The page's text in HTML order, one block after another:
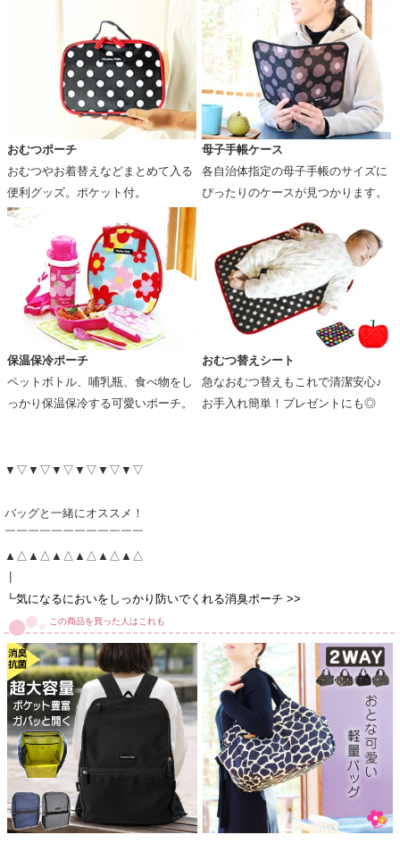
おむつポーチ
おむつやお着替えなどまとめて入る
便利グッズ。ポケット付。
母子手帳ケース
各自治体指定の母子手帳のサイズに
ぴったりのケースが見つかります。
保温保冷ポーチ
ペットボトル、哺乳瓶、食べ物をし
っかり保温保冷する可愛いポーチ。
おむつ替えシート
急なおむつ替えもこれで清潔安心♪
お手入れ簡単！プレゼントにも◎
▼▽▼▽▼▽▼▽▼▽▼▽
バッグと一緒にオススメ！
￣￣￣￣￣￣￣￣￣￣￣￣
▲△▲△▲△▲△▲△▲△
┗気になるにおいをしっかり防いでくれる消臭ポーチ >>
この商品を買った人はこれも